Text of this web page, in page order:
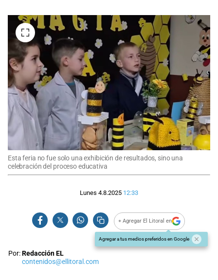
Esta feria no fue solo una exhibición de resultados, sino una
celebración del proceso educativa
Lunes 4.8.2025 12:33
+ Agregar El Litoral en
Agregar a tus medios preferidos en Google
Por:Redacción EL
contenidos@ellitoral.com